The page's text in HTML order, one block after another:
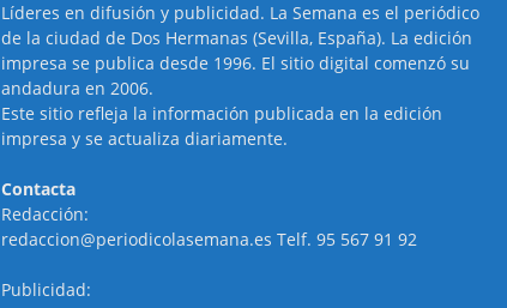
Líderes en difusión y publicidad. La Semana es el periódico
de la ciudad de Dos Hermanas (Sevilla, España). La edición
impresa se publica desde 1996. El sitio digital comenzó su
andadura en 2006.
Este sitio refleja la información publicada en la edición
impresa y se actualiza diariamente.
Contacta
Redacción:
redaccion@periodicolasemana.es Telf. 95 567 91 92
Publicidad: